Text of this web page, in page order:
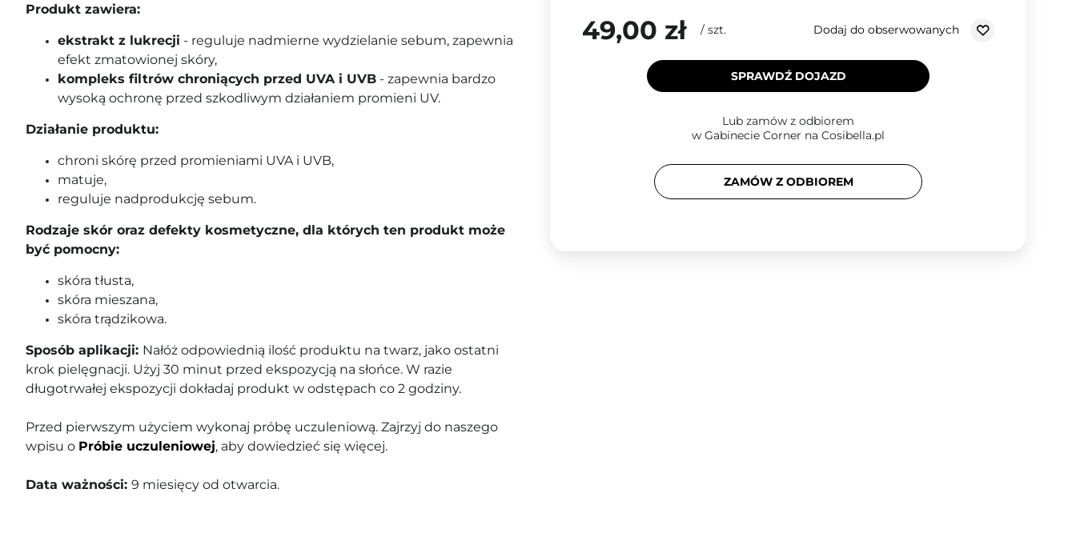
Produkt zawiera:
ekstrakt z lukrecji - reguluje nadmierne wydzielanie sebum, zapewnia
efekt zmatowionej skóry,
kompleks filtrów chroniących przed UVA i UVB - zapewnia bardzo
wysoką ochronę przed szkodliwym działaniem promieni UV.
Działanie produktu:
chroni skórę przed promieniami UVA i UVB,
matuje,
reguluje nadprodukcję sebum.
Rodzaje skór oraz defekty kosmetyczne, dla których ten produkt może
być pomocny:
skóra tłusta,
skóra mieszana,
skóra trądzikowa.
Sposób aplikacji: Nałóż odpowiednią ilość produktu na twarz, jako ostatni
krok pielęgnacji. Użyj 30 minut przed ekspozycją na słońce. W razie
długotrwałej ekspozycji dokładaj produkt w odstępach co 2 godziny.
Przed pierwszym użyciem wykonaj próbę uczuleniową. Zajrzyj do naszego
wpisu o Próbie uczuleniowej, aby dowiedzieć się więcej.
Data ważności: 9 miesięcy od otwarcia.
49,00 zł / szt. Dodaj do obserwowanych
SPRAWDŹ DOJAZD
Lub zamów z odbiorem
w Gabinecie Corner na Cosibella.pl
ZAMÓW Z ODBIOREM